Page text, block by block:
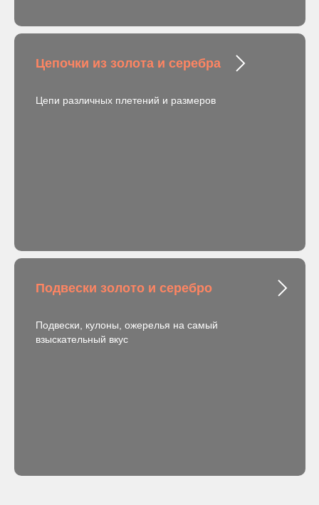
Цепочки из золота и серебра
Цепи различных плетений и размеров
Подвески золото и серебро
Подвески, кулоны, ожерелья на самый
взыскательный вкус